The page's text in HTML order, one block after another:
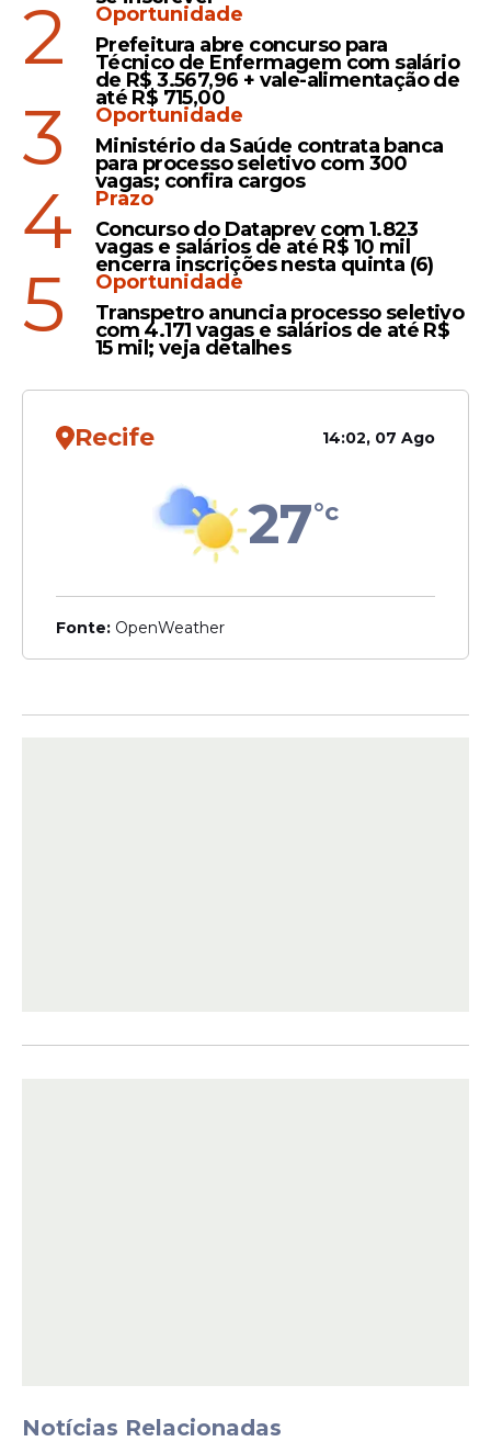
todos para cima e me perguntaram o que
foi, se eu estava bem, querendo resolver o
que foi, perguntando como é que eu estava"
contou.
Leia Também
Acusação
Dançarina Vitória Kelly
denuncia influenciador por
assédio sexual em casa de
Menino mordido por
tubarão no Grande Recife
recebe alta após mais de
um mês internado
evento. Segundo ela, outras
2
Oportunidade
Prefeitura abre concurso para
Técnico de Enfermagem com salário
de R$ 3.567,96 + vale-alimentação de
até R$ 715,00
3
Oportunidade
Ministério da Saúde contrata banca
para processo seletivo com 300
vagas; confira cargos
4
Prazo
Concurso do Dataprev com 1.823
vagas e salários de até R$ 10 mil
encerra inscrições nesta quinta (6)
5
Oportunidade
Transpetro anuncia processo seletivo
com 4.171 vagas e salários de até R$
15 mil; veja detalhes
Recife 14:02, 07 Ago
27°c
Fonte: OpenWeather
Notícias Relacionadas